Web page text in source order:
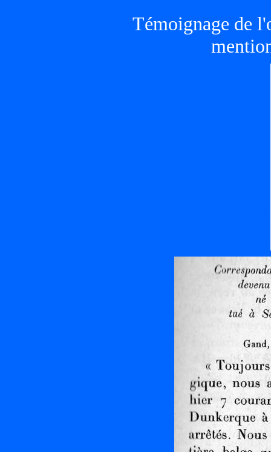
Témoignage de